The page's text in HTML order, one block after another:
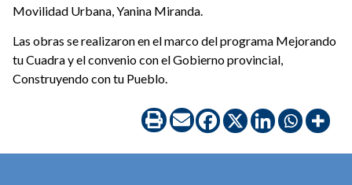
Movilidad Urbana, Yanina Miranda.
Las obras se realizaron en el marco del programa Mejorando
tu Cuadra y el convenio con el Gobierno provincial,
Construyendo con tu Pueblo.